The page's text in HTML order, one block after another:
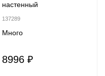
настенный
137289
Много
8996 ₽